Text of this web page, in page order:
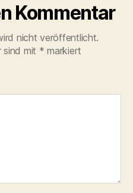
Kommentar
nicht veröffentlicht.
sind mit * markiert